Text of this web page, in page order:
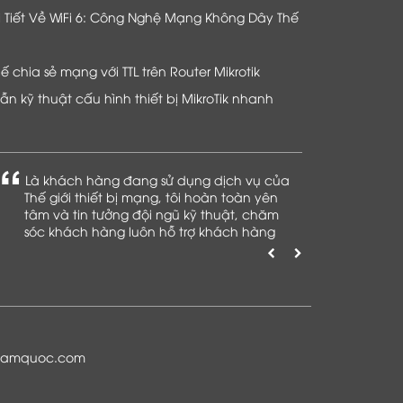
Tiết Về WiFi 6: Công Nghệ Mạng Không Dây Thế
chia sẻ mạng với TTL trên Router Mikrotik
kỹ thuật cấu hình thiết bị MikroTik nhanh
Là khách hàng đang sử dụng dịch vụ của
Thế giới thiết bị mạng, tôi hoàn toàn yên
tâm và tin tưởng đội ngũ kỹ thuật, chăm
sóc khách hàng luôn hỗ trợ khách hàng